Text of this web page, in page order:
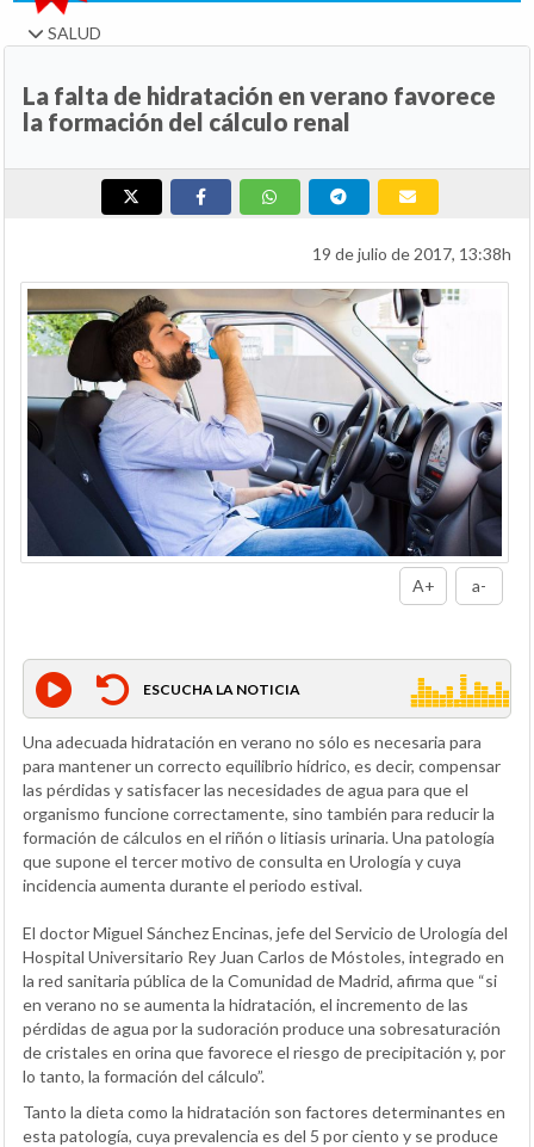
SALUD
La falta de hidratación en verano favorece
la formación del cálculo renal
19 de julio de 2017, 13:38h
A+ a-
ESCUCHA LA NOTICIA
Una adecuada hidratación en verano no sólo es necesaria para
para mantener un correcto equilibrio hídrico, es decir, compensar
las pérdidas y satisfacer las necesidades de agua para que el
organismo funcione correctamente, sino también para reducir la
formación de cálculos en el riñón o litiasis urinaria. Una patología
que supone el tercer motivo de consulta en Urología y cuya
incidencia aumenta durante el periodo estival.
El doctor Miguel Sánchez Encinas, jefe del Servicio de Urología del
Hospital Universitario Rey Juan Carlos de Móstoles, integrado en
la red sanitaria pública de la Comunidad de Madrid, afirma que “si
en verano no se aumenta la hidratación, el incremento de las
pérdidas de agua por la sudoración produce una sobresaturación
de cristales en orina que favorece el riesgo de precipitación y, por
lo tanto, la formación del cálculo”.
Tanto la dieta como la hidratación son factores determinantes en
esta patología, cuya prevalencia es del 5 por ciento y se produce